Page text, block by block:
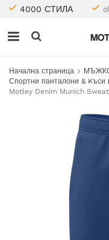
4000 СТИЛА
Начална страница
Спортни панталони & Kъси
Motley Denim Munich